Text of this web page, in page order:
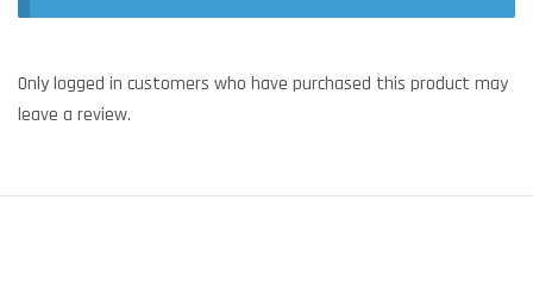
Only logged in customers who have purchased this product may
leave a review.